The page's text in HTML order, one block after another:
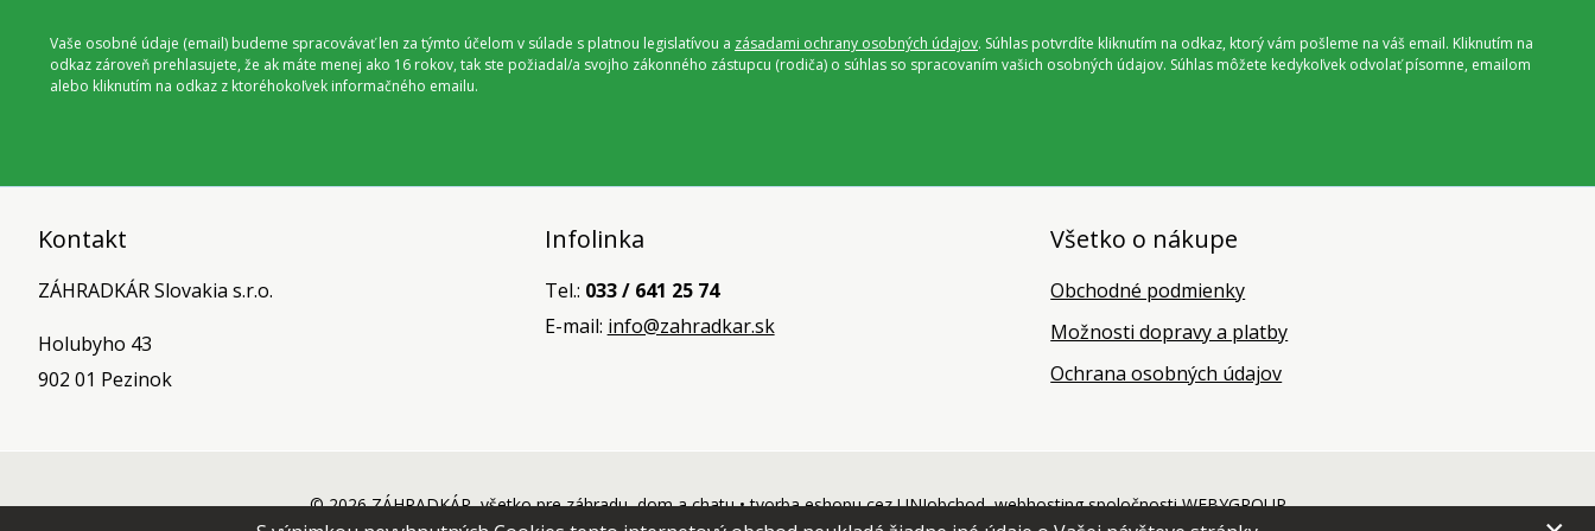
Vaše osobné údaje (email) budeme spracovávať len za týmto účelom v súlade s platnou legislatívou a zásadami ochrany osobných údajov. Súhlas potvrdíte kliknutím na odkaz, ktorý vám pošleme na váš email. Kliknutím na
odkaz zároveň prehlasujete, že ak máte menej ako 16 rokov, tak ste požiadal/a svojho zákonného zástupcu (rodiča) o súhlas so spracovaním vašich osobných údajov. Súhlas môžete kedykoľvek odvolať písomne, emailom
alebo kliknutím na odkaz z ktoréhokoľvek informačného emailu.
Kontakt
ZÁHRADKÁR Slovakia s.r.o.
Holubyho 43
902 01 Pezinok
Infolinka
Tel.: 033 / 641 25 74
E-mail: info@zahradkar.sk
Všetko o nákupe
Obchodné podmienky
Možnosti dopravy a platby
Ochrana osobných údajov
© 2026 ZÁHRADKÁR, všetko pre záhradu, dom a chatu •tvorba eshopu cez UNIobchod,webhostingspoločnostiWEBYGROUP